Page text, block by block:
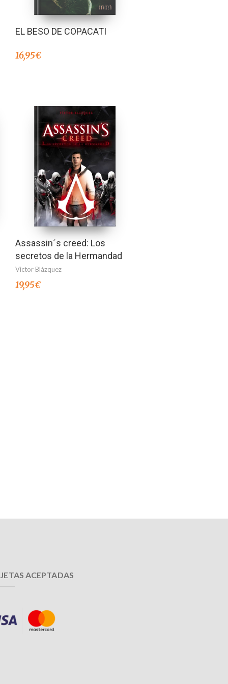
EL BESO DE COPACATI
16,95€
Assassin´s creed: Los
secretos de la Hermandad
Victor Blázquez
19,95€
ACEPTADAS